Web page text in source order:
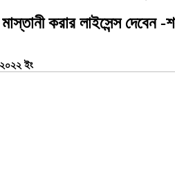
মাস্তানী করার লাইসেন্স দেবেন
২০২২ ইং